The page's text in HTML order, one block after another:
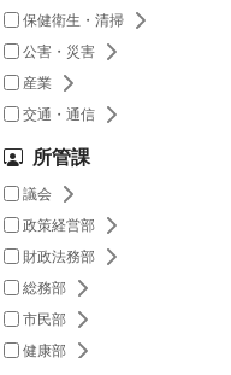
保健衛生・清掃
保健衛生
公害・災害
公害・災害の
産業
産業の下位項目を開
交通・通信
交通・通信の
所管課
議会
議会の下位項目を開
政策経営部
政策経営部の
財政法務部
財政法務部の
総務部
総務部の下位項目
市民部
市民部の下位項目
健康部
健康部の下位項目